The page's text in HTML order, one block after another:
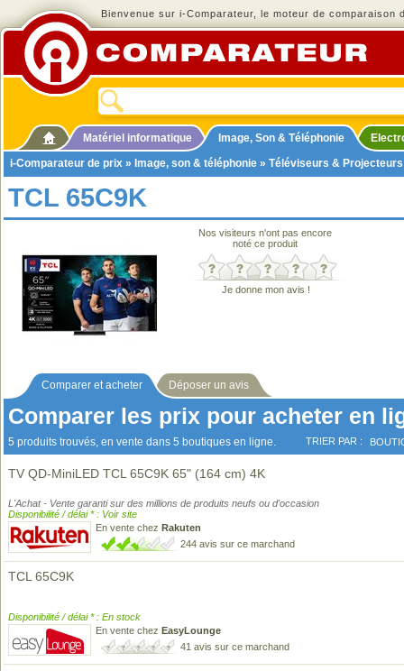
Bienvenue sur i-Comparateur, le moteur de comparaison
Matériel informatique Image, Son & Téléphonie
i-Comparateur de prix » Image, son & téléphonie » Téléviseurs & Projecteurs
TCL 65C9K
Nos visiteurs n'ont pas encore
noté ce produit
Je donne mon avis !
Comparer et acheter Déposer un avis
Comparer les prix pour acheter en
5 produits trouvés, en vente dans 5 boutiques en ligne. TRIER PAR :
TV QD-MiniLED TCL 65C9K 65" (164 cm) 4K
L'Achat - Vente garanti sur des millions de produits neufs ou d'occasion
Disponibilité / délai * : Voir site
En vente chez Rakuten
244 avis sur ce marchand
TCL 65C9K
Disponibilité / délai * : En stock
En vente chez EasyLounge
41 avis sur ce marchand